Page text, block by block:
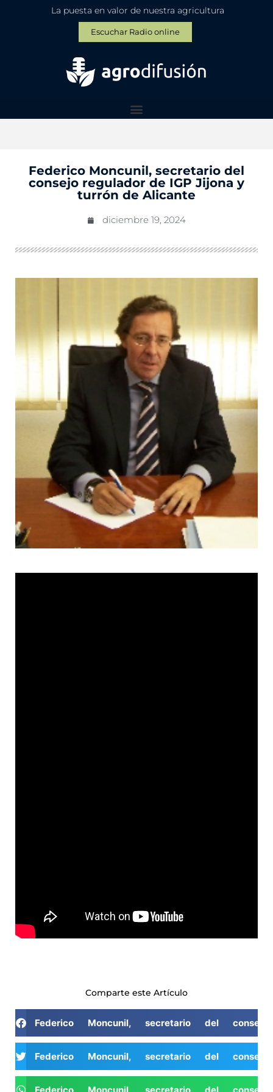
La puesta en valor de nuestra agricultura
Escuchar Radio online
Federico Moncunil, secretario del
consejo regulador de IGP Jijona y
turrón de Alicante
diciembre 19, 2024
Comparte este Artículo
Federico Moncunil, secretario del
Federico Moncunil, secretario del